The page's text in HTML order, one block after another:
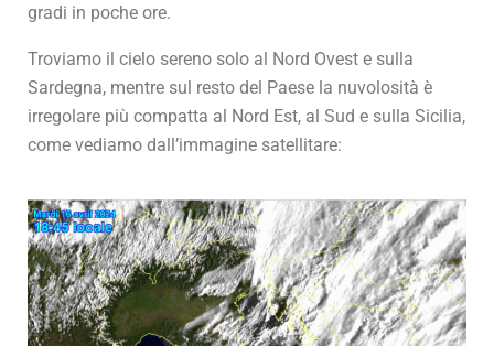
gradi in poche ore.
Troviamo il cielo sereno solo al Nord Ovest e sulla
Sardegna, mentre sul resto del Paese la nuvolosità è
irregolare più compatta al Nord Est, al Sud e sulla Sicilia,
come vediamo dall’immagine satellitare: